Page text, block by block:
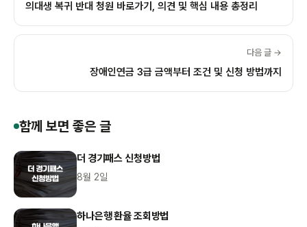
의대생 복귀 반대 청원 바로가기, 의견 및 핵심 내용 총정리
다음 글 →
장애인연금 3급 금액부터 조건 및 신청 방법까지
함께 보면 좋은 글
더 경기패스 신청방법
8월 2일
하나은행 환율 조회방법